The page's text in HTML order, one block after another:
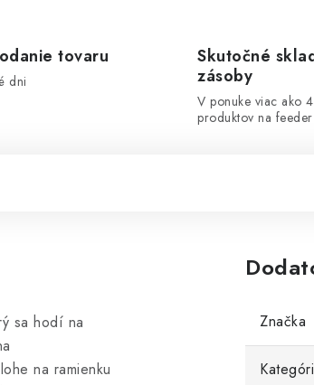
tovaru
dni
Skutočné
zásoby
V ponuke viac ako
produktov na feeder
sa hodí na
na ramienku
Značka